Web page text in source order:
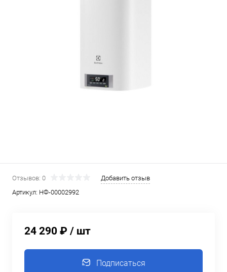
Отзывов: 0
Добавить отзыв
Артикул: НФ-00002992
24 290 ₽ / шт
Подписаться